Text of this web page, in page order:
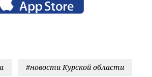
#новости Курской области